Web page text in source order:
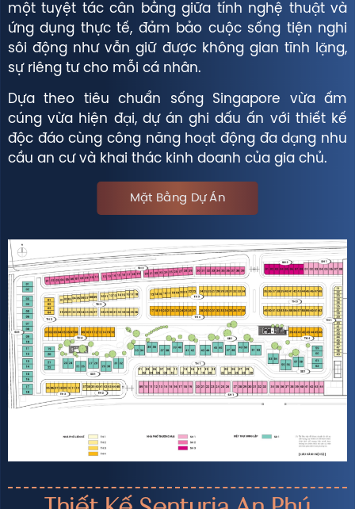
một tuyệt tác cân bằng giữa tính nghệ thuật và
ứng dụng thực tế, đảm bảo cuộc sống tiện nghi
sôi động như vẫn giữ được không gian tĩnh lặng,
sự riêng tư cho mỗi cá nhân.
Dựa theo tiêu chuẩn sống Singapore vừa ấm
cúng vừa hiện đại, dự án ghi dấu ấn với thiết kế
độc đáo cùng công năng hoạt động đa dạng nhu
cầu an cư và khai thác kinh doanh của gia chủ.
Mặt Bằng Dự Án